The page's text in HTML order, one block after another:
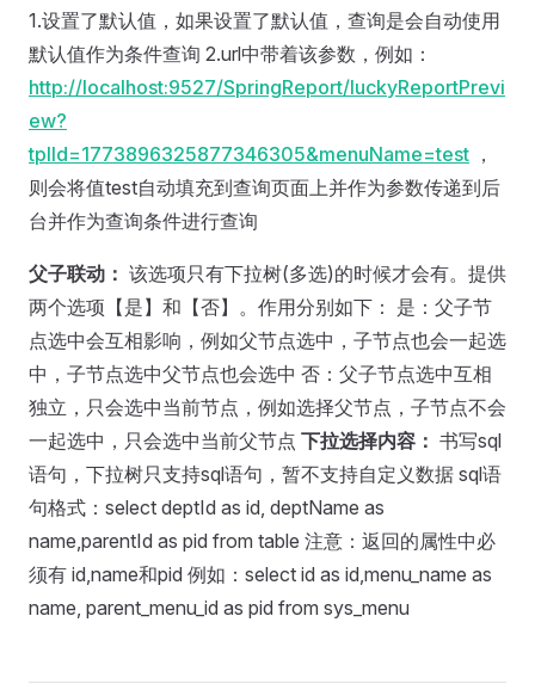
1.设置了默认值，如果设置了默认值，查询是会自动使用
默认值作为条件查询 2.url中带着该参数，例如：
http://localhost:9527/SpringReport/luckyReportPrevi
ew?
tplId=1773896325877346305&menuName=test ，
则会将值test自动填充到查询页面上并作为参数传递到后
台并作为查询条件进行查询
父子联动： 该选项只有下拉树(多选)的时候才会有。提供
两个选项【是】和【否】。作用分别如下： 是：父子节
点选中会互相影响，例如父节点选中，子节点也会一起选
中，子节点选中父节点也会选中 否：父子节点选中互相
独立，只会选中当前节点，例如选择父节点，子节点不会
一起选中，只会选中当前父节点 下拉选择内容： 书写sql
语句，下拉树只支持sql语句，暂不支持自定义数据 sql语
句格式：select deptId as id, deptName as
name,parentId as pid from table 注意：返回的属性中必
须有 id,name和pid 例如：select id as id,menu_name as
name, parent_menu_id as pid from sys_menu